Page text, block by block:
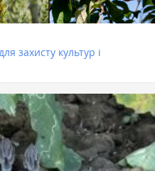
захисту культур і